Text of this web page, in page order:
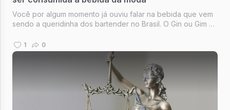
Você por algum momento já ouviu falar na bebida que vem
sendo a queridinha dos bartender no Brasil. O Gin ou Gim é
restaurantes em diversos cantos do país. Mas você sabe da
sua origem e c...
1 0